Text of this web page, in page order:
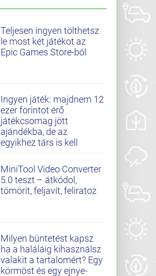
Teljesen ingyen tölthetsz
le most két játékot az
Epic Games Store-ból
Ingyen játék: majdnem 12
ezer forintot érő
játékcsomag jött
ajándékba, de az
egyikhez társ is kell
MiniTool Video Converter
5.0 teszt – átkódol,
tömörít, feljavít, feliratoz
Milyen büntetést kapsz
ha a haláláig kihasználsz
valakit a tartalomért? Egy
körmöst és egy ejnye-